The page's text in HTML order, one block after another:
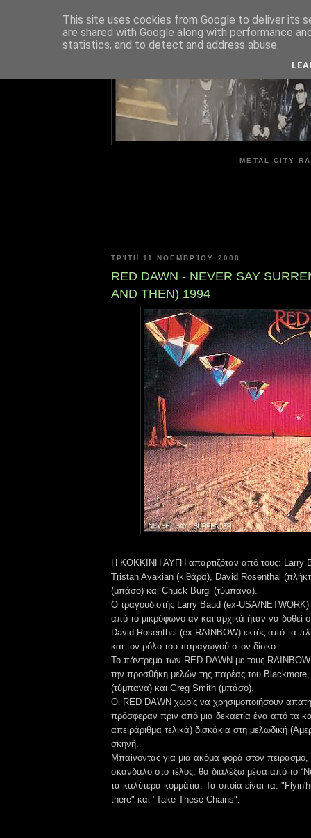
METAL CITY
ΤΡΊΤΗ 11 ΝΟΕΜΒΡΊΟΥ 2008
RED DAWN - NEVER SAY
AND THEN) 1994
Η ΚΟΚΚΙΝΗ ΑΥΓΗ απαρτιζόταν από τους: Larry
Tristan Avakian (κιθάρα), David Rosenthal
(μπάσο) και Chuck Burgi (τύμπανα).
Ο τραγουδιστής Larry Baud (ex-USA/
από το μικρόφωνο αν και αρχικά ήταν να δοθεί
David Rosenthal (ex-RAINBOW) εκτός από τα
και τον ρόλο του παραγωγού στον δίσκο.
Το πάντρεμα των RED DAWN με τους
την προσθήκη μελών της παρέας του
(τύμπανα) και Greg Smith (μπάσο).
Οι RED DAWN χωρίς να χρησιμοποιήσουν
πρόσφεραν πριν από μια δεκαετία ένα από τα
απειράριθμα τελικά) δισκάκια στη μελωδική
σκηνή.
Μπαίνοντας για μια ακόμα φορά στον πειρασμό,
σκάνδαλο στο τέλος, θα διαλέξω μέσα από το
τα καλύτερα κομμάτια. Τα οποία είναι τα:
there" και "Take These Chains".
This site uses cookies from Google to deliver its
are shared with Google along with performance
statistics, and to detect and address abuse.